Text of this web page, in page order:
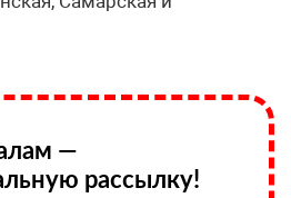
—
рассылку!